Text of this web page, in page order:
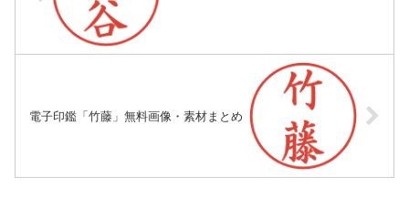
電子印鑑「竹藤」無料画像・素材まとめ